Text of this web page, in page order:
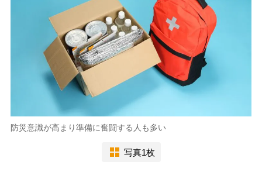
防災意識が高まり準備に奮闘する人も多い
写真1枚